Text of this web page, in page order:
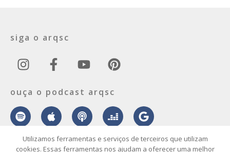
siga o arqsc
ouça o podcast arqsc
Utilizamos ferramentas e serviços de terceiros que utilizam
cookies. Essas ferramentas nos ajudam a oferecer uma melhor